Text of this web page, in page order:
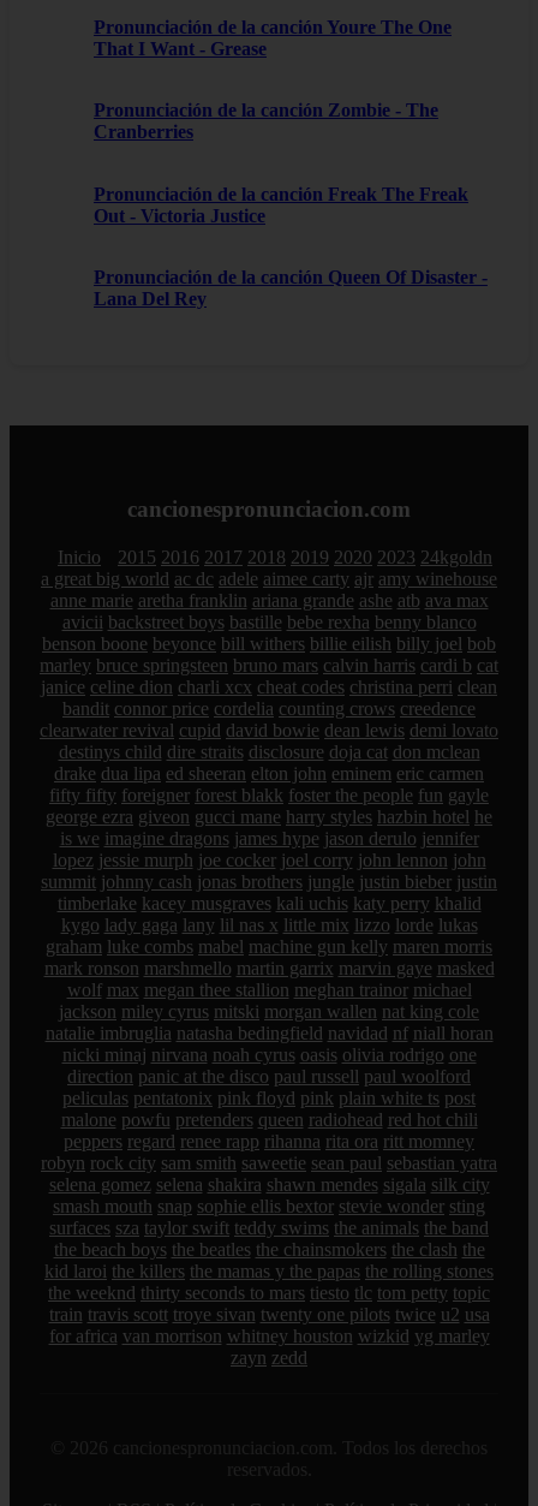
Pronunciación de la canción Youre The One
That I Want - Grease
Pronunciación de la canción Zombie - The
Cranberries
Pronunciación de la canción Freak The Freak
Out - Victoria Justice
Pronunciación de la canción Queen Of Disaster -
Lana Del Rey
cancionespronunciacion.com
Inicio 2015 2016 2017 2018 2019 2020 2023 24kgoldn
a great big world ac dc adele aimee carty ajr amy winehouse
anne marie aretha franklin ariana grande ashe atb ava max
avicii backstreet boys bastille bebe rexha benny blanco
benson boone beyonce bill withers billie eilish billy joel bob
marley bruce springsteen bruno mars calvin harris cardi b cat
janice celine dion charli xcx cheat codes christina perri clean
bandit connor price cordelia counting crows creedence
clearwater revival cupid david bowie dean lewis demi lovato
destinys child dire straits disclosure doja cat don mclean
drake dua lipa ed sheeran elton john eminem eric carmen
fifty fifty foreigner forest blakk foster the people fun gayle
george ezra giveon gucci mane harry styles hazbin hotel he
is we imagine dragons james hype jason derulo jennifer
lopez jessie murph joe cocker joel corry john lennon john
summit johnny cash jonas brothers jungle justin bieber justin
timberlake kacey musgraves kali uchis katy perry khalid
kygo lady gaga lany lil nas x little mix lizzo lorde lukas
graham luke combs mabel machine gun kelly maren morris
mark ronson marshmello martin garrix marvin gaye masked
wolf max megan thee stallion meghan trainor michael
jackson miley cyrus mitski morgan wallen nat king cole
natalie imbruglia natasha bedingfield navidad nf niall horan
nicki minaj nirvana noah cyrus oasis olivia rodrigo one
direction panic at the disco paul russell paul woolford
peliculas pentatonix pink floyd pink plain white ts post
malone powfu pretenders queen radiohead red hot chili
peppers regard renee rapp rihanna rita ora ritt momney
robyn rock city sam smith saweetie sean paul sebastian yatra
selena gomez selena shakira shawn mendes sigala silk city
smash mouth snap sophie ellis bextor stevie wonder sting
surfaces sza taylor swift teddy swims the animals the band
the beach boys the beatles the chainsmokers the clash the
kid laroi the killers the mamas y the papas the rolling stones
the weeknd thirty seconds to mars tiesto tlc tom petty topic
train travis scott troye sivan twenty one pilots twice u2 usa
for africa van morrison whitney houston wizkid yg marley
zayn zedd
© 2026 cancionespronunciacion.com. Todos los derechos
reservados.